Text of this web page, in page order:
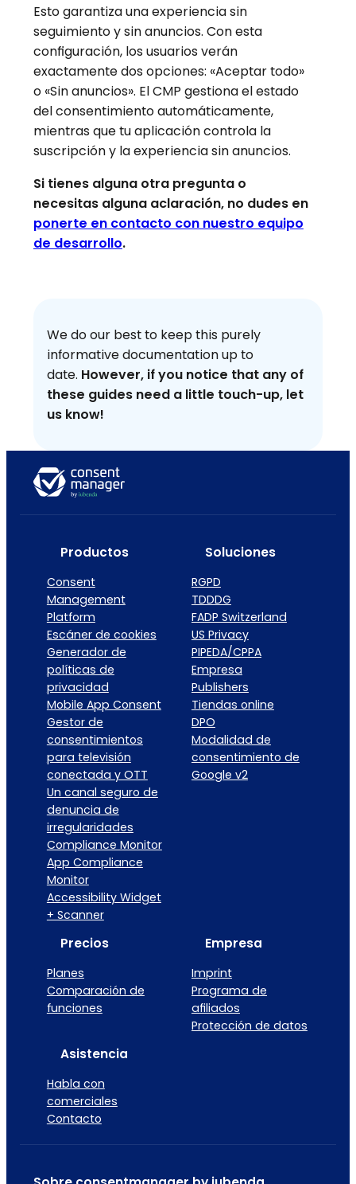
Esto garantiza una experiencia sin
seguimiento y sin anuncios. Con esta
configuración, los usuarios verán
exactamente dos opciones: «Aceptar todo»
o «Sin anuncios». El CMP gestiona el estado
del consentimiento automáticamente,
mientras que tu aplicación controla la
suscripción y la experiencia sin anuncios.
Si tienes alguna otra pregunta o
necesitas alguna aclaración, no dudes en
ponerte en contacto con nuestro equipo
de desarrollo.
We do our best to keep this purely
informative documentation up to
date. However, if you notice that any of
these guides need a little touch-up, let
us know!
Productos
Consent
Management
Platform
Escáner de cookies
Generador de
políticas de
privacidad
Mobile App Consent
Gestor de
consentimientos
para televisión
conectada y OTT
Un canal seguro de
denuncia de
irregularidades
Compliance Monitor
App Compliance
Monitor
Accessibility Widget
+ Scanner
Soluciones
RGPD
TDDDG
FADP Switzerland
US Privacy
PIPEDA/CPPA
Empresa
Publishers
Tiendas online
DPO
Modalidad de
consentimiento de
Google v2
Precios
Planes
Comparación de
funciones
Empresa
Imprint
Programa de
afiliados
Protección de datos
Asistencia
Habla con
comerciales
Contacto